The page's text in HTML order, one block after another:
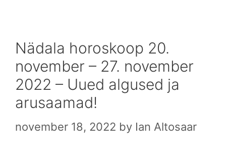
Nädala horoskoop 20.
november – 27. november
2022 – Uued algused ja
arusaamad!
november 18, 2022 by Ian Altosaar